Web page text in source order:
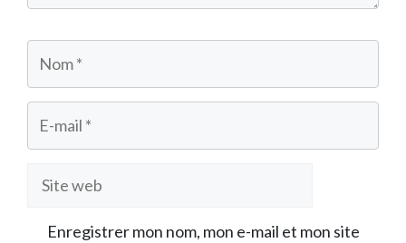
Nom
E-
mail
Site
Enregistrer mon nom, mon e-mail et mon site